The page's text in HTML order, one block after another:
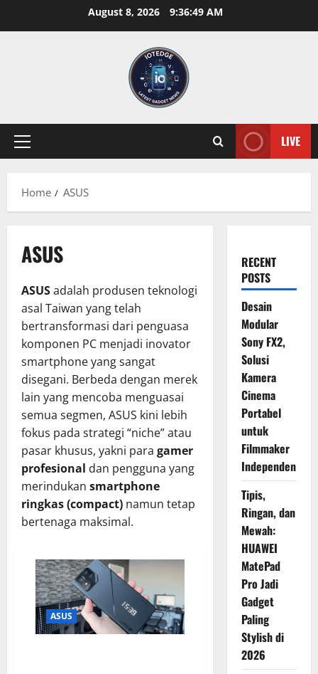
August 8, 2026 9:36:50 AM
Primary
LIVE
Home ASUS
ASUS
ASUSadalah produsen teknologi
asal Taiwan yang telah
bertransformasi dari penguasa
komponen PC menjadi inovator
smartphone yang sangat
disegani. Berbeda dengan merek
lain yang mencoba menguasai
semua segmen, ASUS kini lebih
fokus pada strategi “niche” atau
pasar khusus, yakni para gamer
profesional dan pengguna yang
merindukan smartphone
ringkas (compact) namun tetap
bertenaga maksimal.
ASUS
RECENT
POSTS
Desain
Modular
Sony FX2,
Solusi
Kamera
Cinema
Portabel
untuk
Filmmaker
Independen
Tipis,
Ringan, dan
Mewah:
HUAWEI
MatePad
Pro Jadi
Gadget
Paling
Stylish di
2026